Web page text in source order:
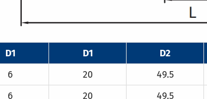
D1 D1 D2
6 20 49.5
6 20 49.5